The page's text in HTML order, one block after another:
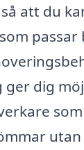
att du
passar
ger dig